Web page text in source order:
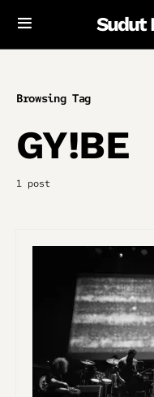
Sudut
Browsing Tag
GY!BE
1 post